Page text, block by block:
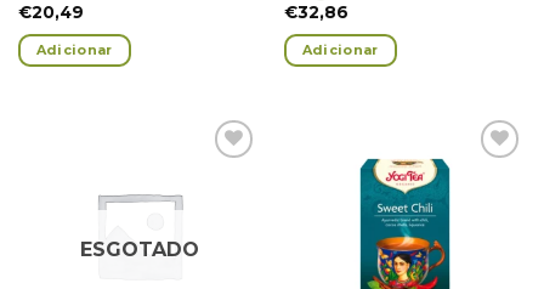
€20,49
Adicionar
€32,86
Adicionar
Adicionar
Favoritos
ESGOTADO